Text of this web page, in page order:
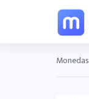
Monedas